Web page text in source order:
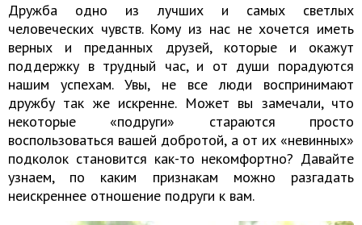
Дружба одно из лучших и самых светлых
человеческих чувств. Кому из нас не хочется иметь
верных и преданных друзей, которые и окажут
поддержку в трудный час, и от души порадуются
нашим успехам. Увы, не все люди воспринимают
дружбу так же искренне. Может вы замечали, что
некоторые «подруги» стараются просто
воспользоваться вашей добротой, а от их «невинных»
подколок становится как-то некомфортно? Давайте
узнаем, по каким признакам можно разгадать
неискреннее отношение подруги к вам.